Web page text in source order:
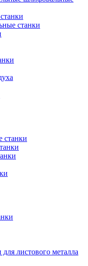
станки
станки
листового металла